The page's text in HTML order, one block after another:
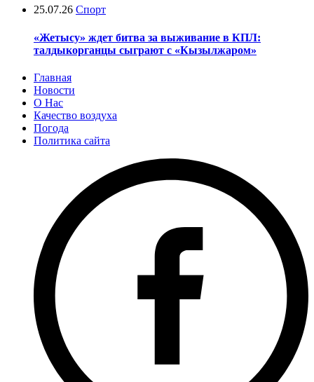
25.07.26 Спорт
«Жетысу» ждет битва за выживание в КПЛ:
талдыкорганцы сыграют с «Кызылжаром»
Главная
Новости
О Нас
Качество воздуха
Погода
Политика сайта